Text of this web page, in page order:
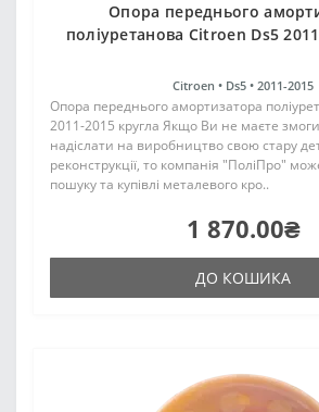
Опора переднього
поліуретанова Citroen Ds5
Citroen • Ds5 • 2011-2015
Опора переднього амортизатора
2011-2015 кругла Якщо Ви не маєте
надіслати на виробництво свою стару
реконструкції, то компанія "ПоліПро"
пошуку та купівлі металевого кро..
1 870.00₴
ДО КОШИКА